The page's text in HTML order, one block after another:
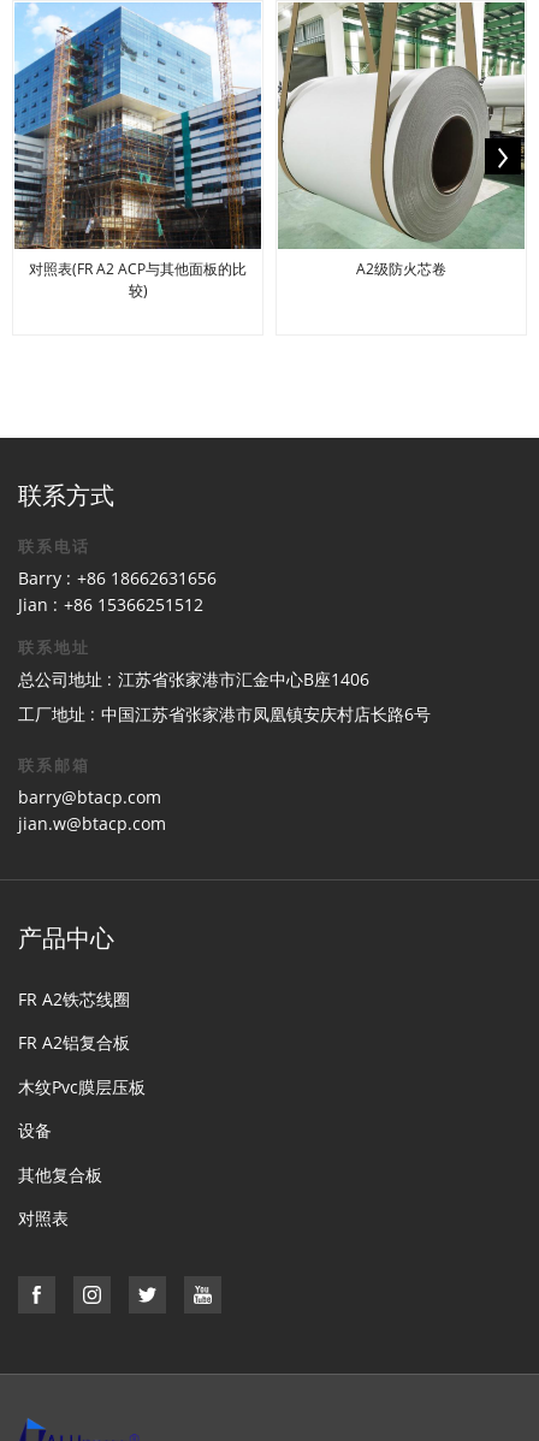
对照表(FR A2 ACP与其他面板的比
较)
A2级防火芯卷
联系方式
联系电话
Barry : +86 18662631656
Jian : +86 15366251512
联系地址
总公司地址 : 江苏省张家港市汇金中心B座1406
工厂地址 : 中国江苏省张家港市凤凰镇安庆村店长路6号
联系邮箱
barry@btacp.com
jian.w@btacp.com
产品中心
FR A2铁芯线圈
FR A2铝复合板
木纹Pvc膜层压板
设备
其他复合板
对照表